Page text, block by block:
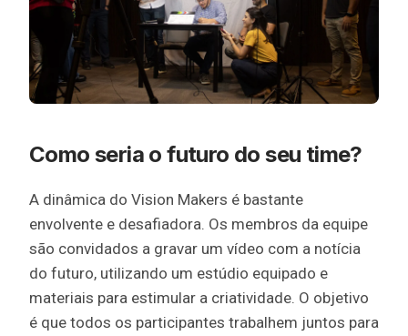
Como seria o futuro do seu time?
A dinâmica do Vision Makers é bastante
envolvente e desafiadora. Os membros da equipe
são convidados a gravar um vídeo com a notícia
do futuro, utilizando um estúdio equipado e
materiais para estimular a criatividade. O objetivo
é que todos os participantes trabalhem juntos para